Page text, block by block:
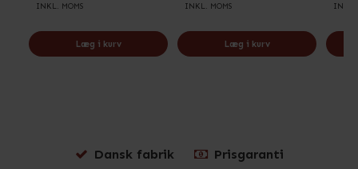
INKL. MOMS
Læg i kurv
INKL. MOMS
Læg i kurv
INKL.
Dansk fabrik Prisgaranti